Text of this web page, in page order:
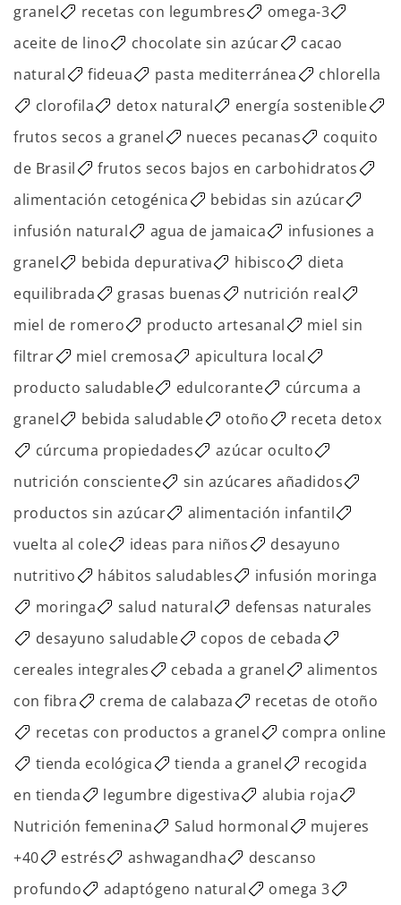
granel
recetas con legumbres
omega-3
aceite de lino
chocolate sin azúcar
cacao
natural
fideua pasta mediterránea
chlorella
clorofila
detox natural
energía sostenible
frutos secos a granel
nueces pecanas
coquito
de Brasil
frutos secos bajos en carbohidratos
alimentación cetogénica
bebidas sin azúcar
infusión natural
agua de jamaica
infusiones a
granel
bebida depurativa hibisco
dieta
equilibrada
grasas buenas
nutrición real
miel de romero
producto artesanal
miel sin
filtrar
miel cremosa
apicultura local
producto saludable
edulcorante
cúrcuma a
granel
bebida saludable otoño
receta detox
cúrcuma propiedades
azúcar oculto
nutrición consciente
sin azúcares añadidos
productos sin azúcar
alimentación infantil
vuelta al cole
ideas para niños
desayuno
nutritivo
hábitos saludables
infusión moringa
moringa
salud natural
defensas naturales
desayuno saludable
copos de cebada
cereales integrales
cebada a granel
alimentos
con fibra
crema de calabaza
recetas de otoño
recetas con productos a granel
compra online
tienda ecológica
tienda a granel
recogida
en tienda
legumbre digestiva
alubia roja
Nutrición femenina
Salud hormonal
mujeres
+40
estrés ashwagandha
descanso
profundo
adaptógeno natural omega 3